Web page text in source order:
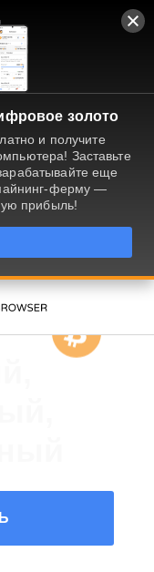
золото
и получите
Заставьте
еще
ферму —
прибыль!